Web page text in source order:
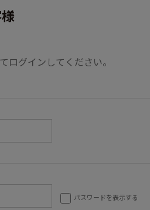
ログインしてください。
パスワードを表示する